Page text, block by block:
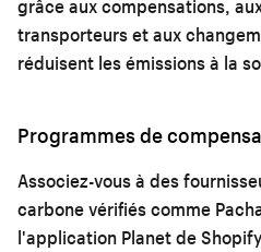
grâce aux compensations,
transporteurs et aux
réduisent les émissions à la
Programmes de
Associez-vous à des
carbone vérifiés comme
l'application Planet de